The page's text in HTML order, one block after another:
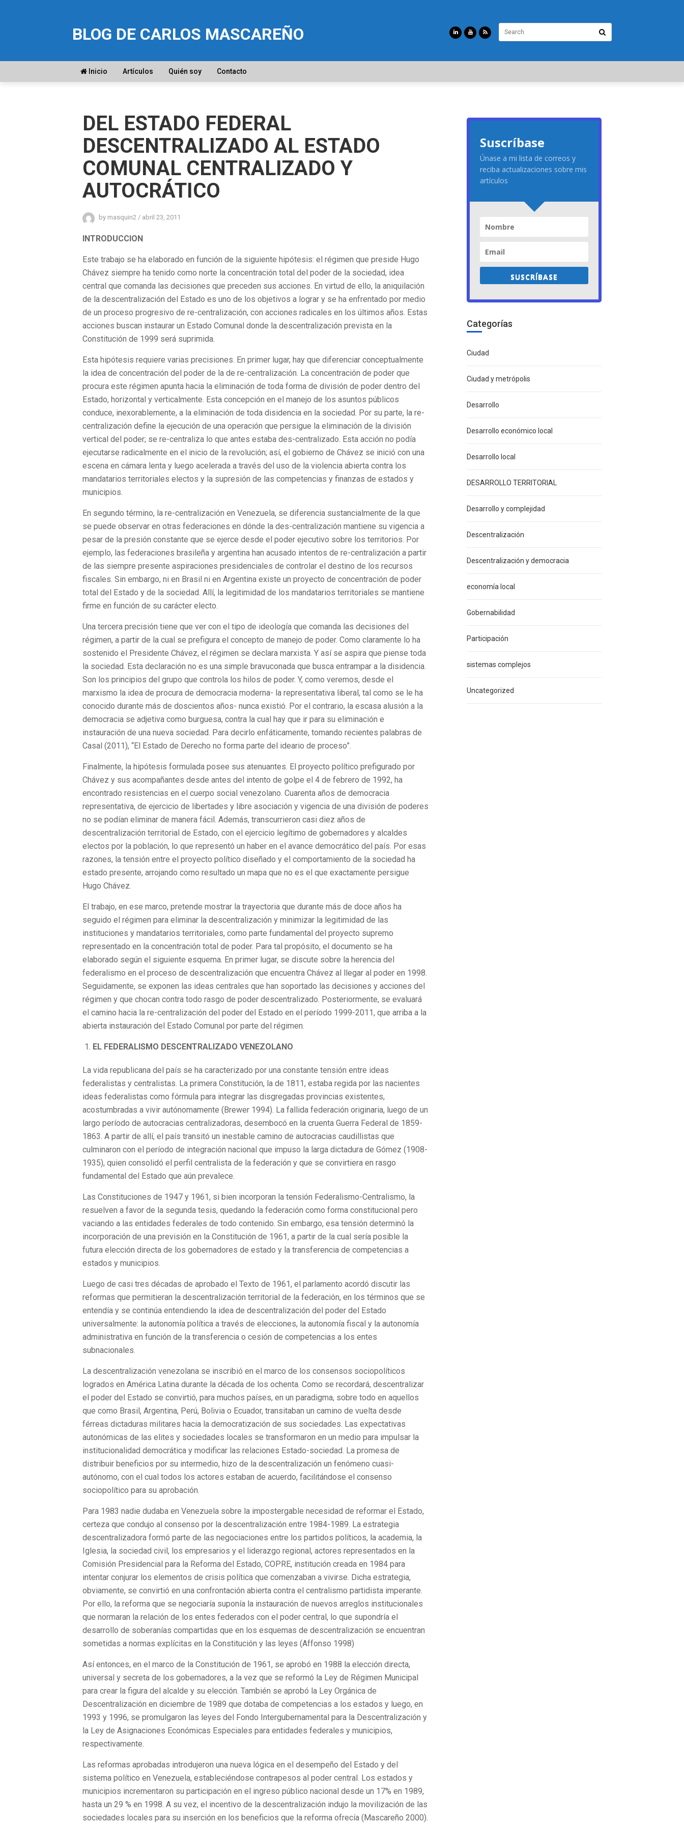
BLOG DE CARLOS MASCAREÑO
Inicio Artículos Quién soy Contacto
DEL ESTADO FEDERAL
DESCENTRALIZADO AL ESTADO
COMUNAL CENTRALIZADO Y
AUTOCRÁTICO
by masquin2 / abril 23, 2011
INTRODUCCION
Este trabajo se ha elaborado en función de la siguiente hipótesis: el régimen que preside Hugo
Chávez siempre ha tenido como norte la concentración total del poder de la sociedad, idea
central que comanda las decisiones que preceden sus acciones. En virtud de ello, la aniquilación
de la descentralización del Estado es uno de los objetivos a lograr y se ha enfrentado por medio
de un proceso progresivo de re-centralización, con acciones radicales en los últimos años. Estas
acciones buscan instaurar un Estado Comunal donde la descentralización prevista en la
Constitución de 1999 será suprimida.
Esta hipótesis requiere varias precisiones. En primer lugar, hay que diferenciar conceptualmente
la idea de concentración del poder de la de re-centralización. La concentración de poder que
procura este régimen apunta hacia la eliminación de toda forma de división de poder dentro del
Estado, horizontal y verticalmente. Esta concepción en el manejo de los asuntos públicos
conduce, inexorablemente, a la eliminación de toda disidencia en la sociedad. Por su parte, la re-
centralización define la ejecución de una operación que persigue la eliminación de la división
vertical del poder; se re-centraliza lo que antes estaba des-centralizado. Esta acción no podía
ejecutarse radicalmente en el inicio de la revolución; así, el gobierno de Chávez se inició con una
escena en cámara lenta y luego acelerada a través del uso de la violencia abierta contra los
mandatarios territoriales electos y la supresión de las competencias y finanzas de estados y
municipios.
En segundo término, la re-centralización en Venezuela, se diferencia sustancialmente de la que
se puede observar en otras federaciones en dónde la des-centralización mantiene su vigencia a
pesar de la presión constante que se ejerce desde el poder ejecutivo sobre los territorios. Por
ejemplo, las federaciones brasileña y argentina han acusado intentos de re-centralización a partir
de las siempre presente aspiraciones presidenciales de controlar el destino de los recursos
fiscales. Sin embargo, ni en Brasil ni en Argentina existe un proyecto de concentración de poder
total del Estado y de la sociedad. Allí, la legitimidad de los mandatarios territoriales se mantiene
firme en función de su carácter electo.
Una tercera precisión tiene que ver con el tipo de ideología que comanda las decisiones del
régimen, a partir de la cual se prefigura el concepto de manejo de poder. Como claramente lo ha
sostenido el Presidente Chávez, el régimen se declara marxista. Y así se aspira que piense toda
la sociedad. Esta declaración no es una simple bravuconada que busca entrampar a la disidencia.
Son los principios del grupo que controla los hilos de poder. Y, como veremos, desde el
marxismo la idea de procura de democracia moderna- la representativa liberal, tal como se le ha
conocido durante más de doscientos años- nunca existió. Por el contrario, la escasa alusión a la
democracia se adjetiva como burguesa, contra la cual hay que ir para su eliminación e
instauración de una nueva sociedad. Para decirlo enfáticamente, tomando recientes palabras de
Casal (2011), “El Estado de Derecho no forma parte del ideario de proceso”.
Finalmente, la hipótesis formulada posee sus atenuantes. El proyecto político prefigurado por
Chávez y sus acompañantes desde antes del intento de golpe el 4 de febrero de 1992, ha
encontrado resistencias en el cuerpo social venezolano. Cuarenta años de democracia
representativa, de ejercicio de libertades y libre asociación y vigencia de una división de poderes
no se podían eliminar de manera fácil. Además, transcurrieron casi diez años de
descentralización territorial de Estado, con el ejercicio legítimo de gobernadores y alcaldes
electos por la población, lo que representó un haber en el avance democrático del país. Por esas
razones, la tensión entre el proyecto político diseñado y el comportamiento de la sociedad ha
estado presente, arrojando como resultado un mapa que no es el que exactamente persigue
Hugo Chávez.
El trabajo, en ese marco, pretende mostrar la trayectoria que durante más de doce años ha
seguido el régimen para eliminar la descentralización y minimizar la legitimidad de las
instituciones y mandatarios territoriales, como parte fundamental del proyecto supremo
representado en la concentración total de poder. Para tal propósito, el documento se ha
elaborado según el siguiente esquema. En primer lugar, se discute sobre la herencia del
federalismo en el proceso de descentralización que encuentra Chávez al llegar al poder en 1998.
Seguidamente, se exponen las ideas centrales que han soportado las decisiones y acciones del
régimen y que chocan contra todo rasgo de poder descentralizado. Posteriormente, se evaluará
el camino hacia la re-centralización del poder del Estado en el período 1999-2011, que arriba a la
abierta instauración del Estado Comunal por parte del régimen.
EL FEDERALISMO DESCENTRALIZADO VENEZOLANO
La vida republicana del país se ha caracterizado por una constante tensión entre ideas
federalistas y centralistas. La primera Constitución, la de 1811, estaba regida por las nacientes
ideas federalistas como fórmula para integrar las disgregadas provincias existentes,
acostumbradas a vivir autónomamente (Brewer 1994). La fallida federación originaria, luego de un
largo período de autocracias centralizadoras, desembocó en la cruenta Guerra Federal de 1859-
1863. A partir de allí, el país transitó un inestable camino de autocracias caudillistas que
culminaron con el período de integración nacional que impuso la larga dictadura de Gómez (1908-
1935), quien consolidó el perfil centralista de la federación y que se convirtiera en rasgo
fundamental del Estado que aún prevalece.
Las Constituciones de 1947 y 1961, si bien incorporan la tensión Federalismo-Centralismo, la
resuelven a favor de la segunda tesis, quedando la federación como forma constitucional pero
vaciando a las entidades federales de todo contenido. Sin embargo, esa tensión determinó la
incorporación de una previsión en la Constitución de 1961, a partir de la cual sería posible la
futura elección directa de los gobernadores de estado y la transferencia de competencias a
estados y municipios.
Luego de casi tres décadas de aprobado el Texto de 1961, el parlamento acordó discutir las
reformas que permitieran la descentralización territorial de la federación, en los términos que se
entendía y se continúa entendiendo la idea de descentralización del poder del Estado
universalmente: la autonomía política a través de elecciones, la autonomía fiscal y la autonomía
administrativa en función de la transferencia o cesión de competencias a los entes
subnacionales.
La descentralización venezolana se inscribió en el marco de los consensos sociopolíticos
logrados en América Latina durante la década de los ochenta. Como se recordará, descentralizar
el poder del Estado se convirtió, para muchos países, en un paradigma, sobre todo en aquellos
que como Brasil, Argentina, Perú, Bolivia o Ecuador, transitaban un camino de vuelta desde
férreas dictaduras militares hacia la democratización de sus sociedades. Las expectativas
autonómicas de las elites y sociedades locales se transformaron en un medio para impulsar la
institucionalidad democrática y modificar las relaciones Estado-sociedad. La promesa de
distribuir beneficios por su intermedio, hizo de la descentralización un fenómeno cuasi-
autónomo, con el cual todos los actores estaban de acuerdo, facilitándose el consenso
sociopolítico para su aprobación.
Para 1983 nadie dudaba en Venezuela sobre la impostergable necesidad de reformar el Estado,
certeza que condujo al consenso por la descentralización entre 1984-1989. La estrategia
descentralizadora formó parte de las negociaciones entre los partidos políticos, la academia, la
Iglesia, la sociedad civil, los empresarios y el liderazgo regional, actores representados en la
Comisión Presidencial para la Reforma del Estado, COPRE, institución creada en 1984 para
intentar conjurar los elementos de crisis política que comenzaban a vivirse. Dicha estrategia,
obviamente, se convirtió en una confrontación abierta contra el centralismo partidista imperante.
Por ello, la reforma que se negociaría suponía la instauración de nuevos arreglos institucionales
que normaran la relación de los entes federados con el poder central, lo que supondría el
desarrollo de soberanías compartidas que en los esquemas de descentralización se encuentran
sometidas a normas explícitas en la Constitución y las leyes (Affonso 1998)
Así entonces, en el marco de la Constitución de 1961, se aprobó en 1988 la elección directa,
universal y secreta de los gobernadores, a la vez que se reformó la Ley de Régimen Municipal
para crear la figura del alcalde y su elección. También se aprobó la Ley Orgánica de
Descentralización en diciembre de 1989 que dotaba de competencias a los estados y luego, en
1993 y 1996, se promulgaron las leyes del Fondo Intergubernamental para la Descentralización y
la Ley de Asignaciones Económicas Especiales para entidades federales y municipios,
respectivamente.
Las reformas aprobadas introdujeron una nueva lógica en el desempeño del Estado y del
sistema político en Venezuela, estableciéndose contrapesos al poder central. Los estados y
municipios incrementaron su participación en el ingreso público nacional desde un 17% en 1989,
hasta un 29 % en 1998. A su vez, el incentivo de la descentralización indujo la movilización de las
sociedades locales para su inserción en los beneficios que la reforma ofrecía (Mascareño 2000).
Suscríbase
Únase a mi lista de correos y
reciba actualizaciones sobre mis
artículos
SUSCRÍBASE
Categorías
Ciudad
Ciudad y metrópolis
Desarrollo
Desarrollo económico local
Desarrollo local
DESARROLLO TERRITORIAL
Desarrollo y complejidad
Descentralización
Descentralización y democracia
economía local
Gobernabilidad
Participación
sistemas complejos
Uncategorized